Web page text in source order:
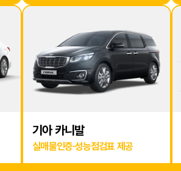
기아 카니발
실매물인증·성능점검표 제공